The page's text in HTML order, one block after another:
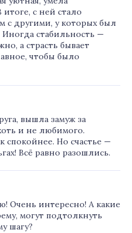
с ней стало
с другими, у которых был
Иногда стабильность —
а страсть бывает
чтобы было
вышла замуж за
и не любимого.
спокойнее. Но счастье —
Всё равно разошлись.
Очень интересно! А какие
могут подтолкнуть
шагу?